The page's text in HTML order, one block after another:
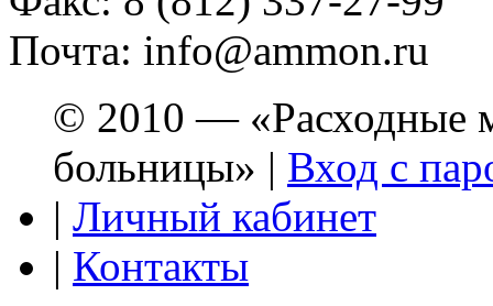
Почта: info@ammon.ru
© 2010 — «Расходные
больницы» | Вход с
| Личный кабинет
| Контакты